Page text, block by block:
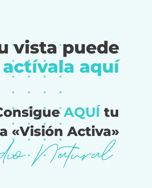
vista puede
actívala aquí
AQUÍ tu
«Visión Activa»
Natural